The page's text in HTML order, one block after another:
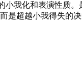
小我化和表演性质
是超越小我得失的